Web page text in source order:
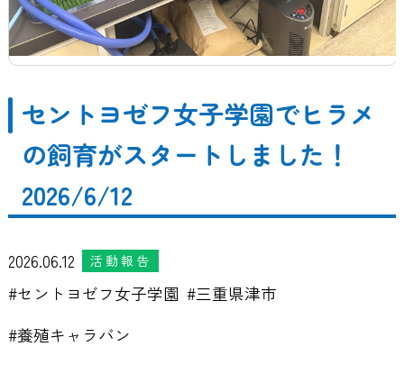
セントヨゼフ女子学園でヒラメ
の飼育がスタートしました！
2026/6/12
2026.06.12 活動報告
セントヨゼフ女子学園
三重県津市
養殖キャラバン